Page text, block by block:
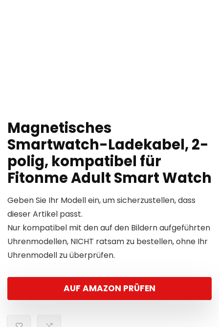
Magnetisches
Smartwatch-Ladekabel, 2-
polig, kompatibel für
Fitonme Adult Smart Watch
Geben Sie Ihr Modell ein, um sicherzustellen, dass
dieser Artikel passt.
Nur kompatibel mit den auf den Bildern aufgeführten
Uhrenmodellen, NICHT ratsam zu bestellen, ohne Ihr
Uhrenmodell zu überprüfen.
AUF AMAZON PRÜFEN